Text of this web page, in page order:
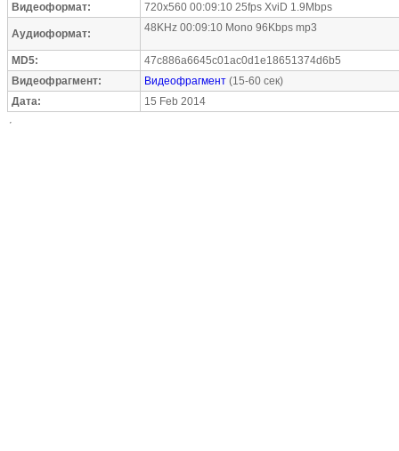
Видеоформат:
720x560 00:09:10 25fps XviD 1.9Mbps
Аудиоформат: 48KHz 00:09:10 Mono 96Kbps mp3
MD5:
47c886a6645c01ac0d1e18651374d6b5
Видеофрагмент:
Видеофрагмент (15-60 сек)
Дата:
15 Feb 2014